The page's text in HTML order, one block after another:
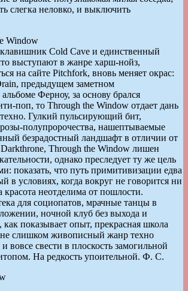
слегка неловко, и выключить
Window
Cold Cave и единственный
выступают в жанре харш-нойз,
на сайте Pitchfork, вновь меняет окрас:
предыдущем заметном
Ферноу, за основу брался
поп, то Through the Window отдает дань
Гулкий пульсирующий бит,
полупророчества, нашептываемые
безрадостный ландшафт в отличии от
Through the Window лишен
однако преследует ту же цель
показать, что путь примитивизации едва
в условиях, когда вокруг не говорится ни
красота неотделима от пошлости.
для социопатов, мрачные танцы в
ночной клуб без выхода и
как показывает опыт, прекрасная школа
слишком живописный жанр техно
вовсе свести в плоскость замогильной
На редкость упоительной. Ф. С.